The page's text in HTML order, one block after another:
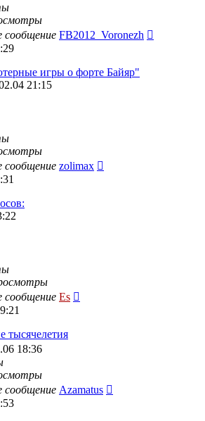
сообщение FB2012_Voronezh
игры о форте Байяр"
21:15
сообщение zolimax
сообщение Es
тысячелетия
18:36
сообщение Azamatus